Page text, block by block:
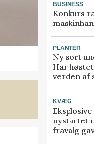
BUSINESS
Konkurs
PLANTER
Ny sort
Har
verden af
KVÆG
nystartet
fravalg